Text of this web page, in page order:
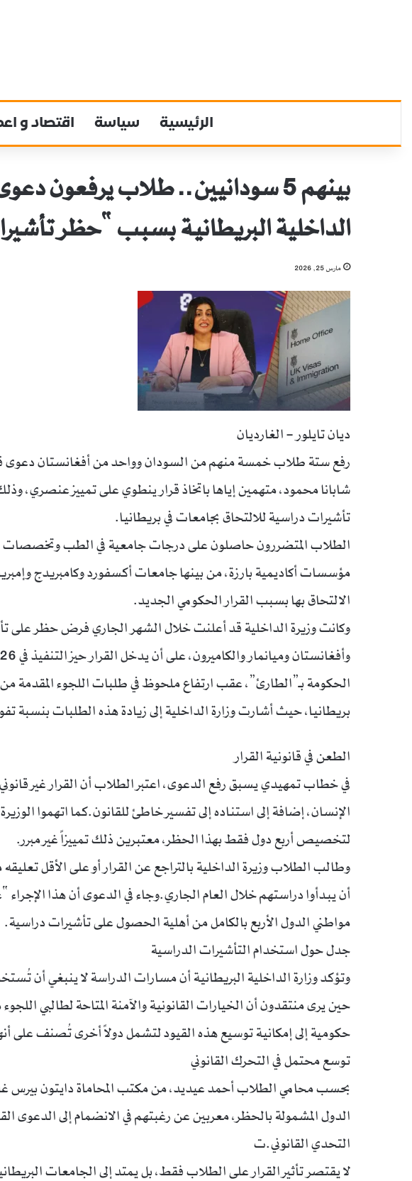
الرئيسية سياسة اقتصاد و
بينهم 5 سودانيين.. طلاب يرفعون
الداخلية البريطانية بسبب “حظر
مارس 25, 2026
ديان تايلور – الغارديان
رفع ستة طلاب خمسة منهم من السودان وواحد من أفغانستان دعوى
شابانا محمود، متهمين إياها باتخاذ قرار ينطوي على تمييز
تأشيرات دراسية للالتحاق بجامعات في بريطانيا.
الطلاب المتضررون حاصلون على درجات جامعية في الطب وتخصصات
مؤسسات أكاديمية بارزة، من بينها جامعات أكسفورد وكامبريدج
الالتحاق بها بسبب القرار الحكومي الجديد.
وكانت وزيرة الداخلية قد أعلنت خلال الشهر الجاري فرض حظر على
الحكومة بـ”الطارئ”، عقب ارتفاع ملحوظ في طلبات اللجوء المقدمة
بريطانيا، حيث أشارت وزارة الداخلية إلى زيادة هذه الطلبات بنسبة تفوق 470% بين عامي 2021
الطعن في قانونية القرار
في خطاب تمهيدي يسبق رفع الدعوى، اعتبر الطلاب أن القرار غير
الإنسان، إضافة إلى استناده إلى تفسير خاطئ للقانون.كما اتهموا
لتخصيص أربع دول فقط بهذا الحظر، معتبرين ذلك تمييزاً غير مبرر.
وطالب الطلاب وزيرة الداخلية بالتراجع عن القرار أو على الأقل
أن يبدأوا دراستهم خلال العام الجاري.وجاء في الدعوى أن هذا
مواطني الدول الأربع بالكامل من أهلية الحصول على تأشيرات دراسية.
جدل حول استخدام التأشيرات الدراسية
وتؤكد وزارة الداخلية البريطانية أن مسارات الدراسة لا ينبغي أن
حين يرى منتقدون أن الخيارات القانونية والآمنة المتاحة لطالبي
حكومية إلى إمكانية توسيع هذه القيود لتشمل دولاً أخرى تُصنف على
توسع محتمل في التحرك القانوني
بحسب محامي الطلاب أحمد عيديد، من مكتب المحاماة دايتون
الدول المشمولة بالحظر، معربين عن رغبتهم في الانضمام إلى الدعوى
التحدي القانوني.ت
لا يقتصر تأثير القرار على الطلاب فقط، بل يمتد إلى الجامعات